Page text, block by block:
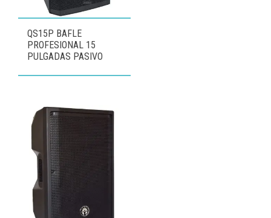
QS15P BAFLE
PROFESIONAL 15
PULGADAS PASIVO